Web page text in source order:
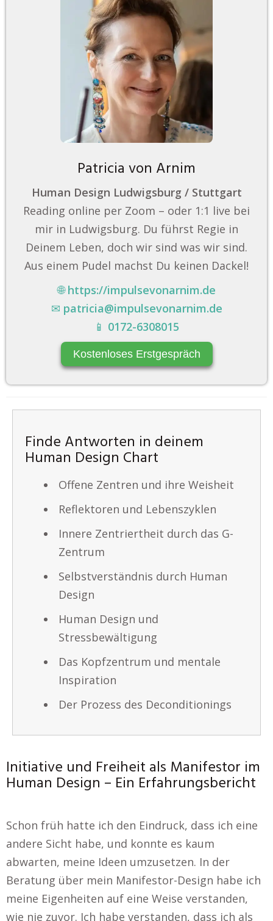
Patricia von Arnim
Human Design Ludwigsburg / Stuttgart
Reading online per Zoom – oder 1:1 live bei
mir in Ludwigsburg. Du führst Regie in
Deinem Leben, doch wir sind was wir sind.
Aus einem Pudel machst Du keinen Dackel!
🌐https://impulsevonarnim.de
✉ patricia@impulsevonarnim.de
📱 0172-6308015
Kostenloses Erstgespräch
Finde Antworten in deinem
Human Design Chart
Offene Zentren und ihre Weisheit
Reflektoren und Lebenszyklen
Innere Zentriertheit durch das G-
Zentrum
Selbstverständnis durch Human
Design
Human Design und
Stressbewältigung
Das Kopfzentrum und mentale
Inspiration
Der Prozess des Deconditionings
Initiative und Freiheit als Manifestor im
Human Design – Ein Erfahrungsbericht
Schon früh hatte ich den Eindruck, dass ich eine
andere Sicht habe, und konnte es kaum
abwarten, meine Ideen umzusetzen. In der
Beratung über mein Manifestor-Design habe ich
meine Eigenheiten auf eine Weise verstanden,
wie nie zuvor. Ich habe verstanden, dass ich als